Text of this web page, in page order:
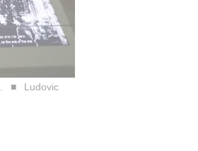
Ludovic